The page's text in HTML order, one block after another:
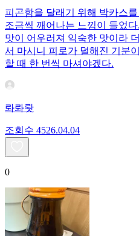
피곤함을 달래기 위해 박카스
조금씩 깨어나는 느낌이 들었
맛이 어우러져 익숙한 맛이라
서 마시니 피로가 덜해진 기분
할 때 한 번씩 마셔야겠다.
롸롸뢋
조회수 4526.04.04
0